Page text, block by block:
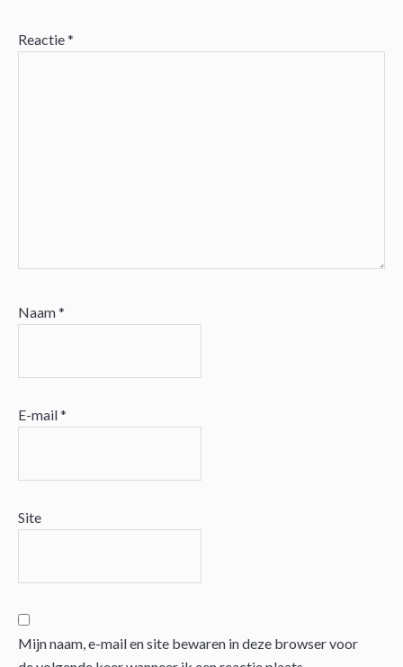
Reactie*
Naam*
E-mail*
Site
Mijn naam, e-mail en site bewaren in deze browser voor